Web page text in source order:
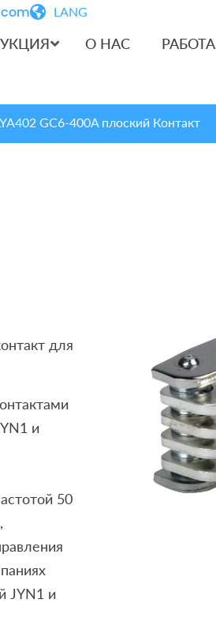
LANG
О НАС РАБОТА
GC6-400A плоский Контакт
для
и
50
JYN1 и